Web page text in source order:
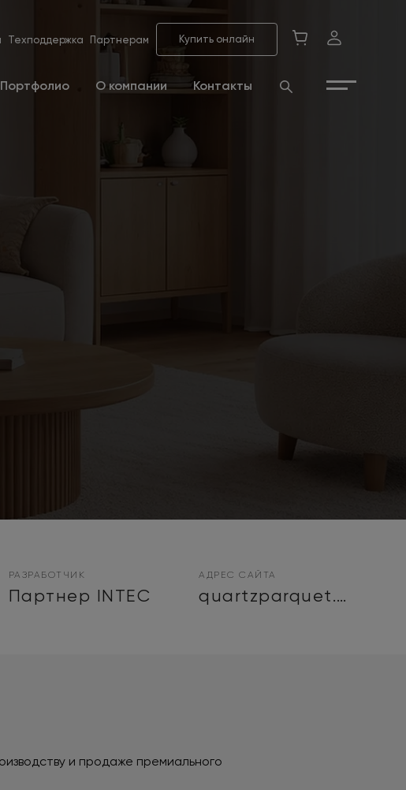
Техподдержка Партнерам Купить онлайн
Портфолио О компании Контакты
РАЗРАБОТЧИК
Партнер INTEC
АДРЕС САЙТА
quartzparquet.pro
и продаже премиального